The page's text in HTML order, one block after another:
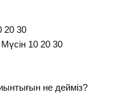
20 30
30
не дейміз?